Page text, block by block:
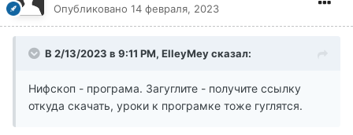
Опубликовано 14 февраля, 2023
В 2/13/2023 в 9:11 PM, ElleyMeyсказал:
Нифскоп - програма. Загуглите - получите ссылку
откуда скачать, уроки к програмке тоже гуглятся.